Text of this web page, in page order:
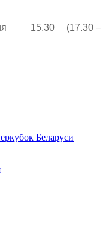
15.30 (17.30 –
Беларуси